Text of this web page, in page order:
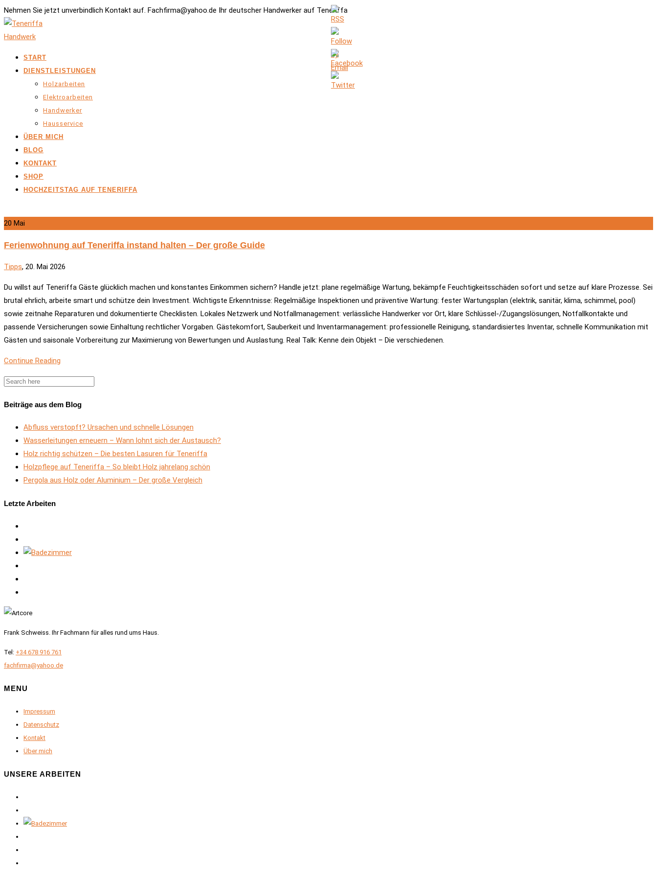
Nehmen Sie jetzt unverbindlich Kontakt auf. Fachfirma@yahoo.de Ihr deutscher Handwerker auf Teneriffa
START
DIENSTLEISTUNGEN
Holzarbeiten
Elektroarbeiten
Handwerker
Hausservice
ÜBER MICH
BLOG
KONTAKT
SHOP
HOCHZEITSTAG AUF TENERIFFA
20 Mai
Ferienwohnung auf Teneriffa instand halten – Der große Guide
Tipps, 20. Mai 2026
Du willst auf Teneriffa Gäste glücklich machen und konstantes Einkommen sichern? Handle jetzt: plane regelmäßige Wartung, bekämpfe Feuchtigkeitsschäden sofort und setze auf klare Prozesse. Sei
brutal ehrlich, arbeite smart und schütze dein Investment. Wichtigste Erkenntnisse: Regelmäßige Inspektionen und präventive Wartung: fester Wartungsplan (elektrik, sanitär, klima, schimmel, pool)
sowie zeitnahe Reparaturen und dokumentierte Checklisten. Lokales Netzwerk und Notfallmanagement: verlässliche Handwerker vor Ort, klare Schlüssel-/Zugangslösungen, Notfallkontakte und
passende Versicherungen sowie Einhaltung rechtlicher Vorgaben. Gästekomfort, Sauberkeit und Inventarmanagement: professionelle Reinigung, standardisiertes Inventar, schnelle Kommunikation mit
Gästen und saisonale Vorbereitung zur Maximierung von Bewertungen und Auslastung. Real Talk: Kenne dein Objekt – Die verschiedenen.
Continue Reading
Beiträge aus dem Blog
Abfluss verstopft? Ursachen und schnelle Lösungen
Wasserleitungen erneuern – Wann lohnt sich der Austausch?
Holz richtig schützen – Die besten Lasuren für Teneriffa
Holzpflege auf Teneriffa – So bleibt Holz jahrelang schön
Pergola aus Holz oder Aluminium – Der große Vergleich
Letzte Arbeiten
Frank Schweiss. Ihr Fachmann für alles rund ums Haus.
Tel: +34 678 916 761
fachfirma@yahoo.de
MENU
Impressum
Datenschutz
Kontakt
Über mich
UNSERE ARBEITEN